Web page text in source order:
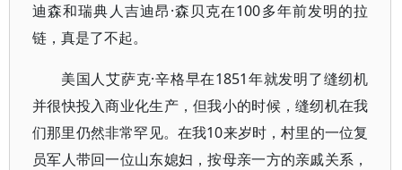
迪森和瑞典人吉迪昂·森贝克在100多年前发明的拉
链，真是了不起。
美国人艾萨克·辛格早在1851年就发明了缝纫机
并很快投入商业化生产，但我小的时候，缝纫机在我
们那里仍然非常罕见。在我10来岁时，村里的一位复
员军人带回一位山东媳妇，按母亲一方的亲戚关系，